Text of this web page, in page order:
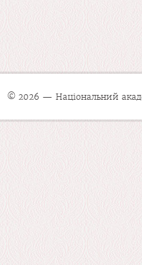
© 2026 — Національний